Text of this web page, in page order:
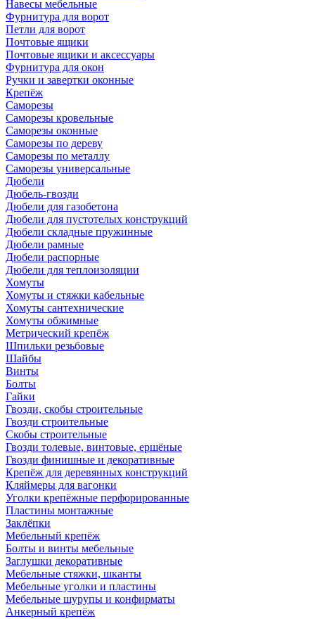
Навесы мебельные
Фурнитура для ворот
Петли для ворот
Почтовые ящики
Почтовые ящики и аксессуары
Фурнитура для окон
Ручки и завертки оконные
Крепёж
Саморезы
Саморезы кровельные
Саморезы оконные
Саморезы по дереву
Саморезы по металлу
Саморезы универсальные
Дюбели
Дюбель-гвозди
Дюбели для газобетона
Дюбели для пустотелых конструкций
Дюбели складные пружинные
Дюбели рамные
Дюбели распорные
Дюбели для теплоизоляции
Хомуты
Хомуты и стяжки кабельные
Хомуты сантехнические
Хомуты обжимные
Метрический крепёж
Шпильки резьбовые
Шайбы
Винты
Болты
Гайки
Гвозди, скобы строительные
Гвозди строительные
Скобы строительные
Гвозди толевые, винтовые, ершёные
Гвозди финишные и декоративные
Крепёж для деревянных конструкций
Кляймеры для вагонки
Уголки крепёжные перфорированные
Пластины монтажные
Заклёпки
Мебельный крепёж
Болты и винты мебельные
Заглушки декоративные
Мебельные стяжки, шканты
Мебельные уголки и пластины
Мебельные шурупы и конфирматы
Анкерный крепёж